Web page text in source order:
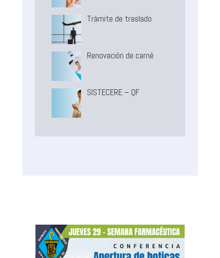
Trámite de traslado
Renovación de carné
SISTECERE – QF